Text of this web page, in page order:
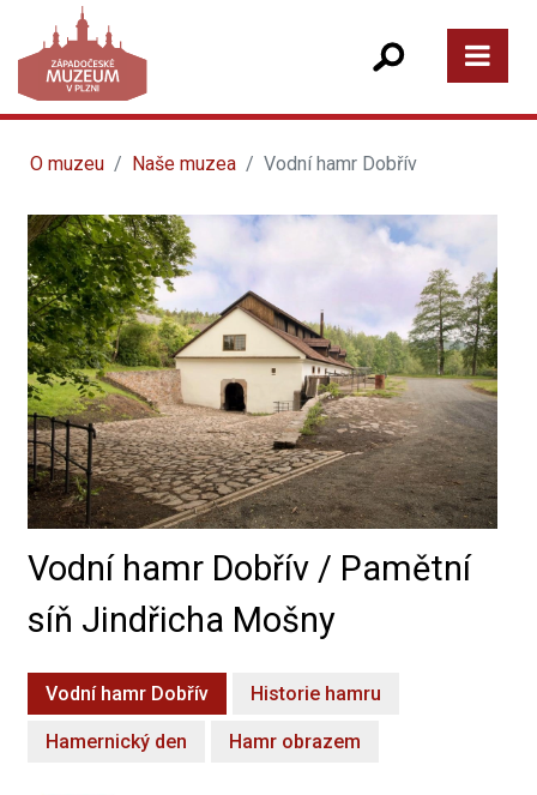
O muzeu Naše muzea Vodní hamr Dobřív
Vodní hamr Dobřív / Pamětní
síň Jindřicha Mošny
Vodní hamr Dobřív Historie hamru
Hamernický den Hamr obrazem